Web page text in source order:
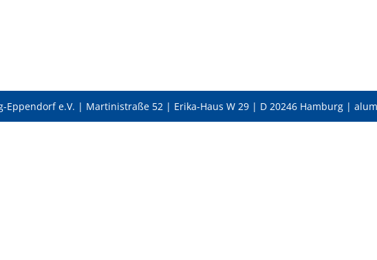
Eppendorf e.V. | Martinistraße 52 | Erika-Haus W 29 | D 20246 Hamburg |